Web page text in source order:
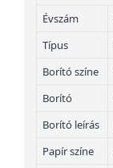
Évszám
Típus
Borító színe
Borító
Borító leírás
Papír színe